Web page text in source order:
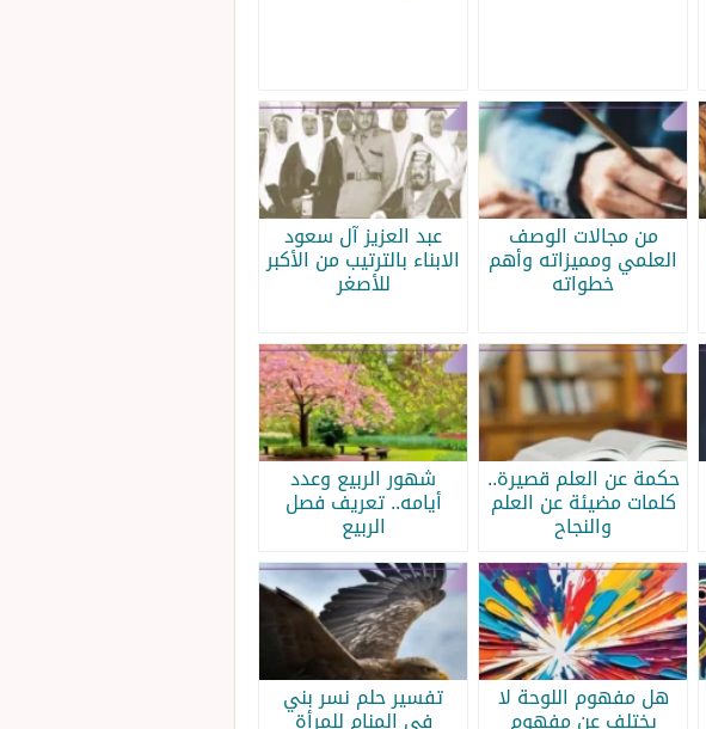
من مجالات الوصف
العلمي ومميزاته وأهم
خطواته
عبد العزيز آل سعود
الابناء بالترتيب من الأكبر
للأصغر
حكمة عن العلم قصيرة..
كلمات مضيئة عن العلم
والنجاح
شهور الربيع وعدد
أيامه.. تعريف فصل
الربيع
هل مفهوم اللوحة لا
يختلف عن مفهوم
تفسير حلم نسر بني
في المنام للمرأة